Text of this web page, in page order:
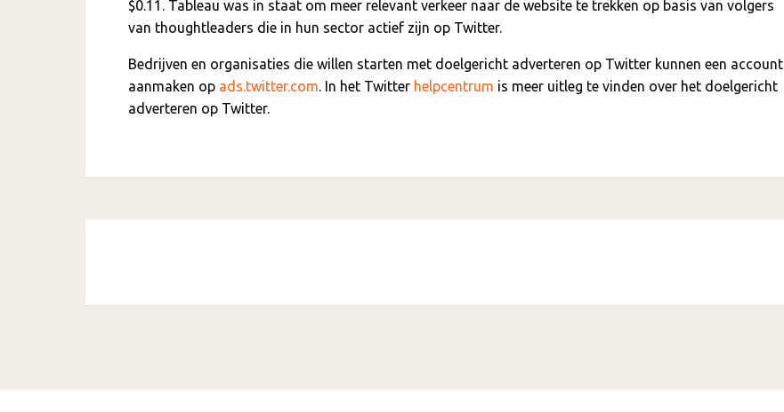
$0.11. Tableau was in staat om meer relevant verkeer naar de website te trekken op basis van volgers
van thoughtleaders die in hun sector actief zijn op Twitter.
Bedrijven en organisaties die willen starten met doelgericht adverteren op Twitter kunnen een account
aanmaken op ads.twitter.com. In het Twitter helpcentrum is meer uitleg te vinden over het doelgericht
adverteren op Twitter.